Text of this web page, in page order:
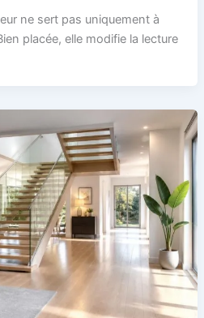
ne sert pas uniquement à
placée, elle modifie la lecture